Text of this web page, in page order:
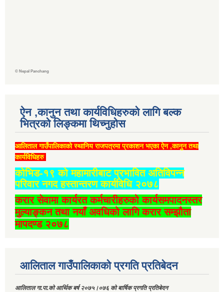
© Nepal Panchang
ऐन ,कानुन तथा कार्यविधिहरुको लागि बल्क
भित्रको लिङ्कमा थिच्‍नुहोस
आलिताल गाउँपालिकाको स्थानिय राजपत्रमा प्रकाशन भएका ऐन ,कानुन तथा
कार्यविधिहरु
कोभिड-१९ को महामारीबाट प्रभावित अतिविपन्न
परिवार नगद हस्तान्तरण कार्यविधि २०७८
करार सेवामा कार्यरत कर्मचारीहरुको कार्यसमपादनस्तर
मुल्याङ्कन तथा नयाँ अवधिको लागि करार सम्झौता
मापदण्ड २०७८
आलिताल गाउँपालिकाको प्रगति प्रतिबेदन
आलिताल गा.पा.को आर्थिक बर्ष २०७५।०७६ को बार्षिक प्रगति प्रतिबेदन